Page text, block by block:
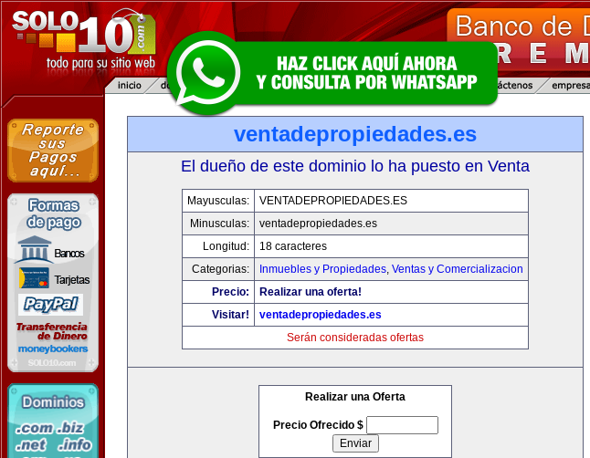
ventadepropiedades.es
El dueño de este dominio lo ha puesto en Venta
Mayusculas:
VENTADEPROPIEDADES.ES
Minusculas:
ventadepropiedades.es
Longitud:
18 caracteres
Categorias:
Inmuebles y Propiedades, Ventas y Comercializacion
Precio:
Realizar una oferta!
Visitar!
ventadepropiedades.es
Serán consideradas ofertas
Realizar una Oferta
Precio Ofrecido $